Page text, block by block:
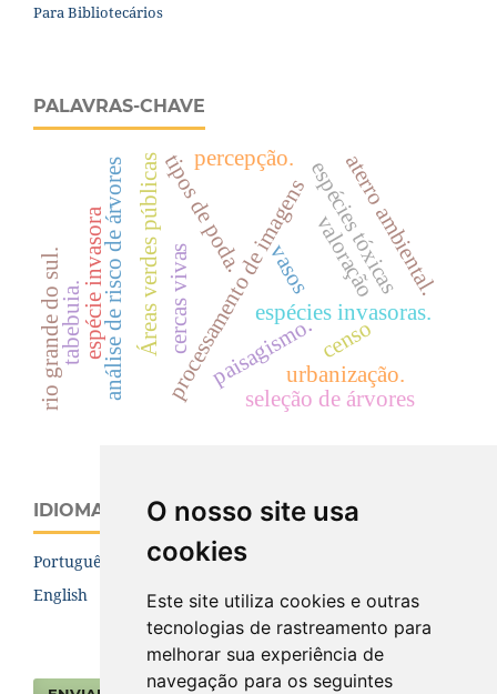
O nosso site usa
cookies
Este site utiliza cookies e outras
tecnologias de rastreamento para
melhorar sua experiência de
navegação para os seguintes
Para Bibliotecários
PALAVRAS-CHAVE
Áreas verdes públicasprocessamento de imagensespécies tóxicas
espécies invasoras.
tipos de poda.
análise de risco de árvores paisagismo.
aterro ambiental.
censo
urbanização.
seleção de árvores
valoração
percepção.
vasos
cercas vivas
espécie invasora
tabebuia.
rio grande do sul.
IDIOMA
Português (Brasil)
English